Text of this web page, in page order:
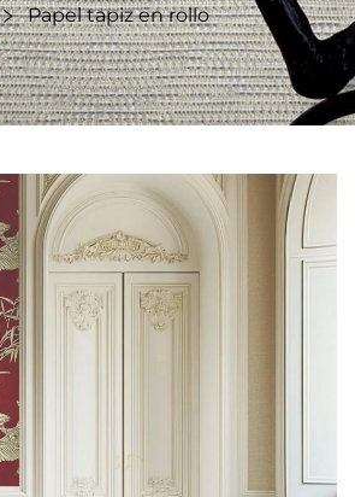
Papel tapiz en rollo